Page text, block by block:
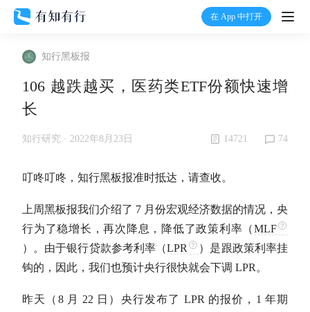
在 App 中打开
打
加入我们
知行黑板报
106 越跌越买，医药类ETF份额快速增
长
知行研究 · 2022年8月23日 14721 74
叮咚叮咚，知行黑板报准时抵达，请查收。
上周黑板报我们介绍了 7 月份宏观经济数据的情况，央
行为了稳增长，再次降息，降低了政策利率（MLF
）。由于银行贷款参考利率（LPR
）是跟政策利率挂
钩的，因此，我们也预计央行很快就会下调 LPR 。
昨天（8 月 22 日）央行发布了 LPR 的报价，1 年期